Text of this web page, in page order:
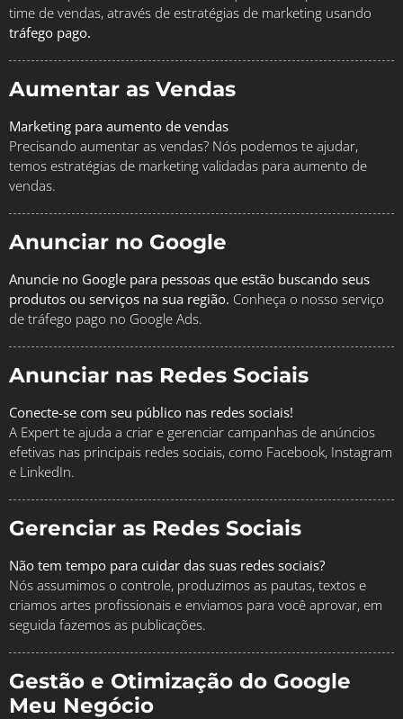
time de vendas, através de estratégias de marketing usando
tráfego pago.
Aumentar as Vendas
Marketing para aumento de vendas
Precisando aumentar as vendas? Nós podemos te ajudar,
temos estratégias de marketing validadas para aumento de
vendas.
Anunciar no Google
Anuncie no Google para pessoas que estão buscando seus
produtos ou serviços na sua região. Conheça o nosso serviço
de tráfego pago no Google Ads.
Anunciar nas Redes Sociais
Conecte-se com seu público nas redes sociais!
A Expert te ajuda a criar e gerenciar campanhas de anúncios
efetivas nas principais redes sociais, como Facebook, Instagram
e LinkedIn.
Gerenciar as Redes Sociais
Não tem tempo para cuidar das suas redes sociais?
Nós assumimos o controle, produzimos as pautas, textos e
criamos artes profissionais e enviamos para você aprovar, em
seguida fazemos as publicações.
Gestão e Otimização do Google
Meu Negócio